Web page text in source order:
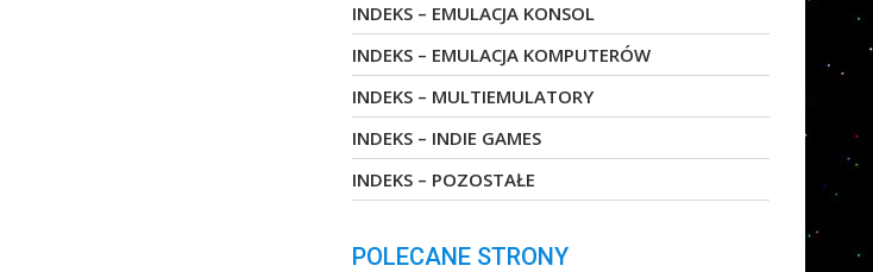
INDEKS – EMULACJA KONSOL
INDEKS – EMULACJA KOMPUTERÓW
INDEKS – MULTIEMULATORY
INDEKS – INDIE GAMES
INDEKS – POZOSTAŁE
POLECANE STRONY